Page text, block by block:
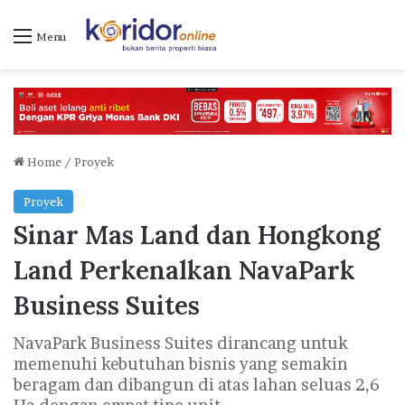
Menu
Home / Proyek
Proyek
Sinar Mas Land dan Hongkong
Land Perkenalkan NavaPark
Business Suites
NavaPark Business Suites dirancang untuk
memenuhi kebutuhan bisnis yang semakin
beragam dan dibangun di atas lahan seluas 2,6